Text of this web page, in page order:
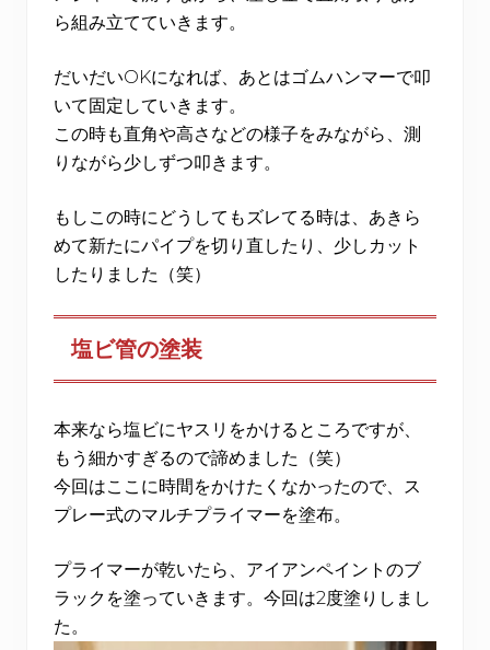
ら組み立てていきます。
だいだいOKになれば、あとはゴムハンマーで叩
いて固定していきます。
この時も直角や高さなどの様子をみながら、測
りながら少しずつ叩きます。
もしこの時にどうしてもズレてる時は、あきら
めて新たにパイプを切り直したり、少しカット
したりました（笑）
塩ビ管の塗装
本来なら塩ビにヤスリをかけるところですが、
もう細かすぎるので諦めました（笑）
今回はここに時間をかけたくなかったので、ス
プレー式のマルチプライマーを塗布。
プライマーが乾いたら、アイアンペイントのブ
ラックを塗っていきます。今回は2度塗りしまし
た。